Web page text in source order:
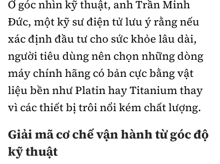
Ở góc nhìn kỹ thuật, anh Trần Minh
Đức, một kỹ sư điện tử lưu ý rằng nếu
xác định đầu tư cho sức khỏe lâu dài,
người tiêu dùng nên chọn những dòng
máy chính hãng có bản cực bằng vật
liệu bền như Platin hay Titanium thay
vì các thiết bị trôi nổi kém chất lượng.
Giải mã cơ chế vận hành từ góc độ
kỹ thuật